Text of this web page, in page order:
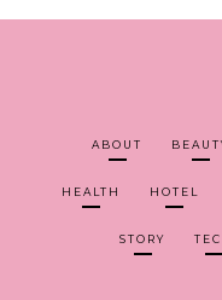
ABOUT
HEALTH HOTEL
STORY